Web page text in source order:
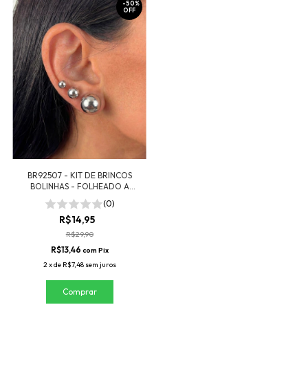
BR92507 - KIT DE BRINCOS
BOLINHAS - FOLHEADO A
PRATA 925
(0)
R$14,95
-50%
OFF
R$29,90
R$13,46 com Pix
2xde R$7,48 sem juros